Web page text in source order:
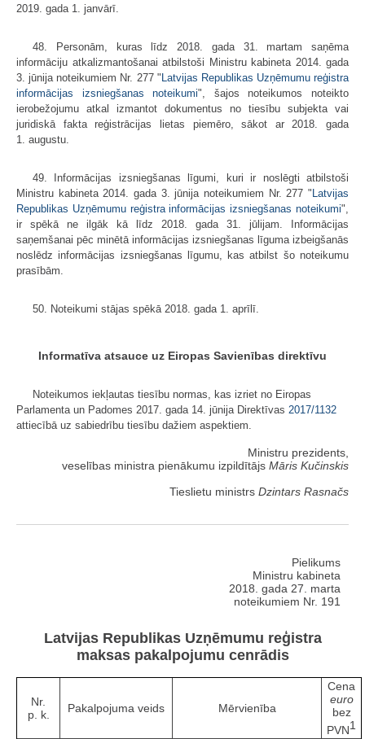
2019. gada 1. janvārī.
48. Personām, kuras līdz 2018. gada 31. martam saņēma
informāciju atkalizmantošanai atbilstoši Ministru kabineta 2014. gada
3. jūnija noteikumiem Nr. 277 " Latvijas Republikas Uzņēmumu reģistra
informācijas izsniegšanas noteikumi", šajos noteikumos noteikto
ierobežojumu atkal izmantot dokumentus no tiesību subjekta vai
juridiskā fakta reģistrācijas lietas piemēro, sākot ar 2018. gada
1. augustu.
49. Informācijas izsniegšanas līgumi, kuri ir noslēgti atbilstoši
Ministru kabineta 2014. gada 3. jūnija noteikumiem Nr. 277 " Latvijas
Republikas Uzņēmumu reģistra informācijas izsniegšanas noteikumi",
ir spēkā ne ilgāk kā līdz 2018. gada 31. jūlijam. Informācijas
saņemšanai pēc minētā informācijas izsniegšanas līguma izbeigšanās
noslēdz informācijas izsniegšanas līgumu, kas atbilst šo noteikumu
prasībām.
50. Noteikumi stājas spēkā 2018. gada 1. aprīlī.
Informatīva atsauce uz Eiropas Savienības direktīvu
Noteikumos iekļautas tiesību normas, kas izriet no Eiropas
Parlamenta un Padomes 2017. gada 14. jūnija Direktīvas 2017/1132
attiecībā uz sabiedrību tiesību dažiem aspektiem.
Ministru prezidents,
veselības ministra pienākumu izpildītājs Māris Kučinskis
Tieslietu ministrs Dzintars Rasnačs
Pielikums
Ministru kabineta
2018. gada 27. marta
noteikumiem Nr. 191
Latvijas Republikas Uzņēmumu reģistra
maksas pakalpojumu cenrādis
Nr.
p. k.
Pakalpojuma veids Mērvienība
Cena
euro
bez
PVN1